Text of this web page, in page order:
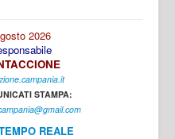
2026
STAMPA:
REALE